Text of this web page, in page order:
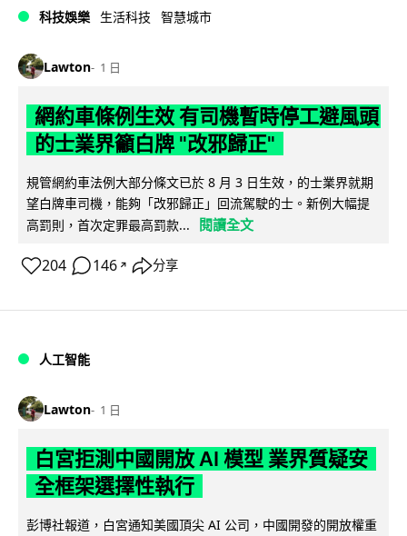
科技娛樂 生活科技 智慧城市
Lawton 1 日
網約車條例生效 有司機暫時停工避風頭
的士業界籲白牌 "改邪歸正"
規管網約車法例大部分條文已於 8 月 3 日生效，的士業界就期
望白牌車司機，能夠「改邪歸正」回流駕駛的士。新例大幅提
高罰則，首次定罪最高罰款...
閱讀全文
204 146 ↗ 分享
人工智能
Lawton 1 日
白宮拒測中國開放 AI 模型 業界質疑安
全框架選擇性執行
彭博社報道，白宮通知美國頂尖 AI 公司，中國開發的開放權重